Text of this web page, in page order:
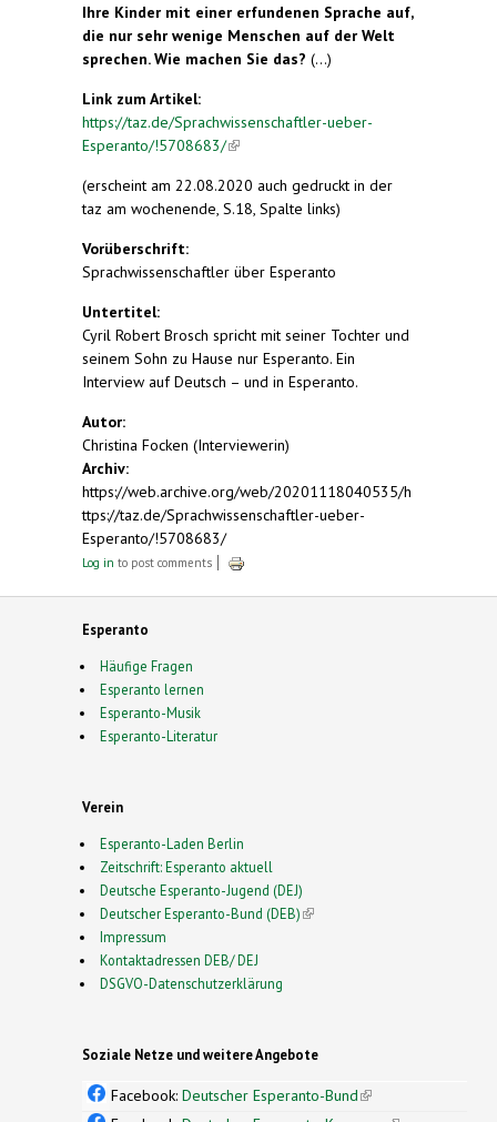
Ihre Kinder mit einer erfundenen Sprache auf,
die nur sehr wenige Menschen auf der Welt
sprechen. Wie machen Sie das? (...)
Link zum Artikel:
https://taz.de/Sprachwissenschaftler-ueber-
Esperanto/!5708683/(link is external)
(erscheint am 22.08.2020 auch gedruckt in der
taz am wochenende, S.18, Spalte links)
Vorüberschrift:
Sprachwissenschaftler über Esperanto
Untertitel:
Cyril Robert Brosch spricht mit seiner Tochter und
seinem Sohn zu Hause nur Esperanto. Ein
Interview auf Deutsch – und in Esperanto.
Autor:
Christina Focken (Interviewerin)
Archiv:
https://web.archive.org/web/20201118040535/h
ttps://taz.de/Sprachwissenschaftler-ueber-
Esperanto/!5708683/
Log in to post comments
Esperanto
Häufige Fragen
Esperanto lernen
Esperanto-Musik
Esperanto-Literatur
Verein
Esperanto-Laden Berlin
Zeitschrift: Esperanto aktuell
Deutsche Esperanto-Jugend (DEJ)
Deutscher Esperanto-Bund (DEB)(link is external)
Impressum
Kontaktadressen DEB/ DEJ
DSGVO-Datenschutzerklärung
Soziale Netze und weitere Angebote
Facebook: Deutscher Esperanto-Bund(link is